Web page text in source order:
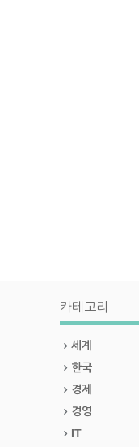
카테고리
세계
한국
경제
경영
IT